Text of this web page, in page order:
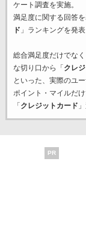
ケート調査を実施。
満足度に関する回答
ド 」ランキングを発表
総合満足度だけでな
な切り口から「 クレ
といった、実際のユ
ポイント・マイルだ
「 クレジットカード
PR